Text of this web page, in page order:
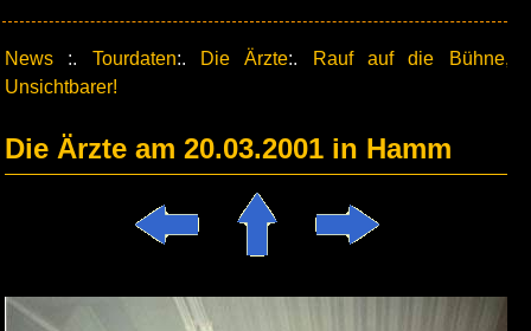
News :. Tourdaten:. Die Ärzte:.
Rauf auf die Bühne,
Unsichtbarer!
Die Ärzte am 20.03.2001 in Hamm